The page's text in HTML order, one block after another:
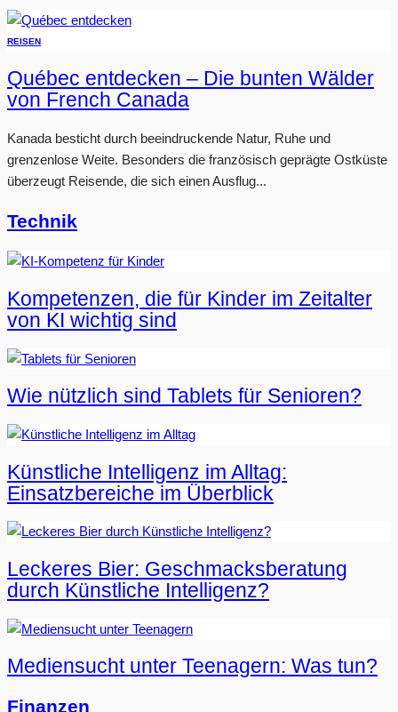
REISEN
Québec entdecken – Die bunten Wälder
von French Canada
Kanada besticht durch beeindruckende Natur, Ruhe und
grenzenlose Weite. Besonders die französisch geprägte Ostküste
überzeugt Reisende, die sich einen Ausflug...
Technik
Kompetenzen, die für Kinder im Zeitalter
von KI wichtig sind
Wie nützlich sind Tablets für Senioren?
Künstliche Intelligenz im Alltag:
Einsatzbereiche im Überblick
Leckeres Bier: Geschmacksberatung
durch Künstliche Intelligenz?
Mediensucht unter Teenagern: Was tun?
Finanzen